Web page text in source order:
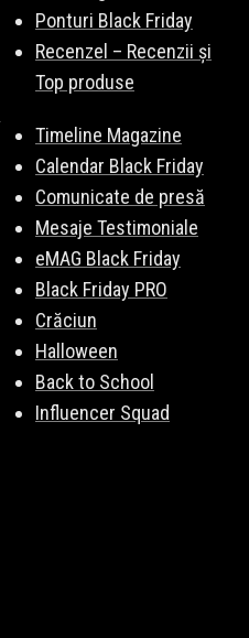
Ponturi Black Friday
Recenzel – Recenzii și
Top produse
Timeline Magazine
Calendar Black Friday
Comunicate de presă
Mesaje Testimoniale
eMAG Black Friday
Black Friday PRO
Crăciun
Halloween
Back to School
Influencer Squad